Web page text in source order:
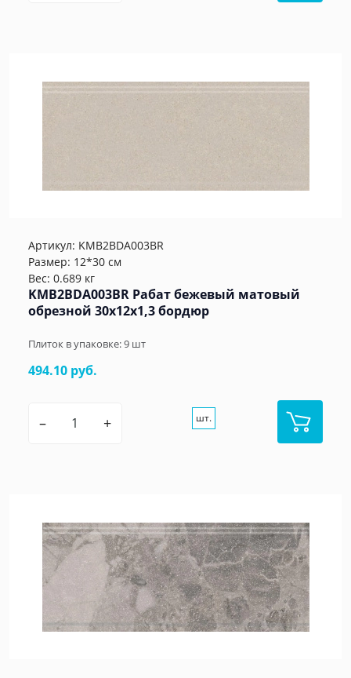
Артикул: KMB2BDA003BR
Размер: 12*30 см
Вес: 0.689 кг
KMB2BDA003BR Рабат бежевый матовый
обрезной 30x12x1,3 бордюр
Плиток в упаковке:9 шт
494.10 руб.
– + шт.